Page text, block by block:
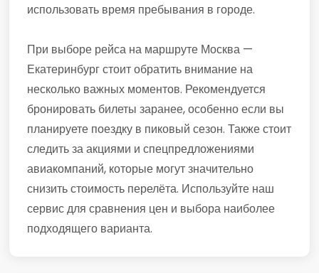
использовать время пребывания в городе.
При выборе рейса на маршруте Москва —
Екатеринбург стоит обратить внимание на
несколько важных моментов. Рекомендуется
бронировать билеты заранее, особенно если вы
планируете поездку в пиковый сезон. Также стоит
следить за акциями и спецпредложениями
авиакомпаний, которые могут значительно
снизить стоимость перелёта. Используйте наш
сервис для сравнения цен и выбора наиболее
подходящего варианта.